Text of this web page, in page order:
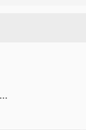
怒ったカボチャ、頭蓋骨、星、三日月、紫の枝が描かれたシームレスなハロウィンパターン